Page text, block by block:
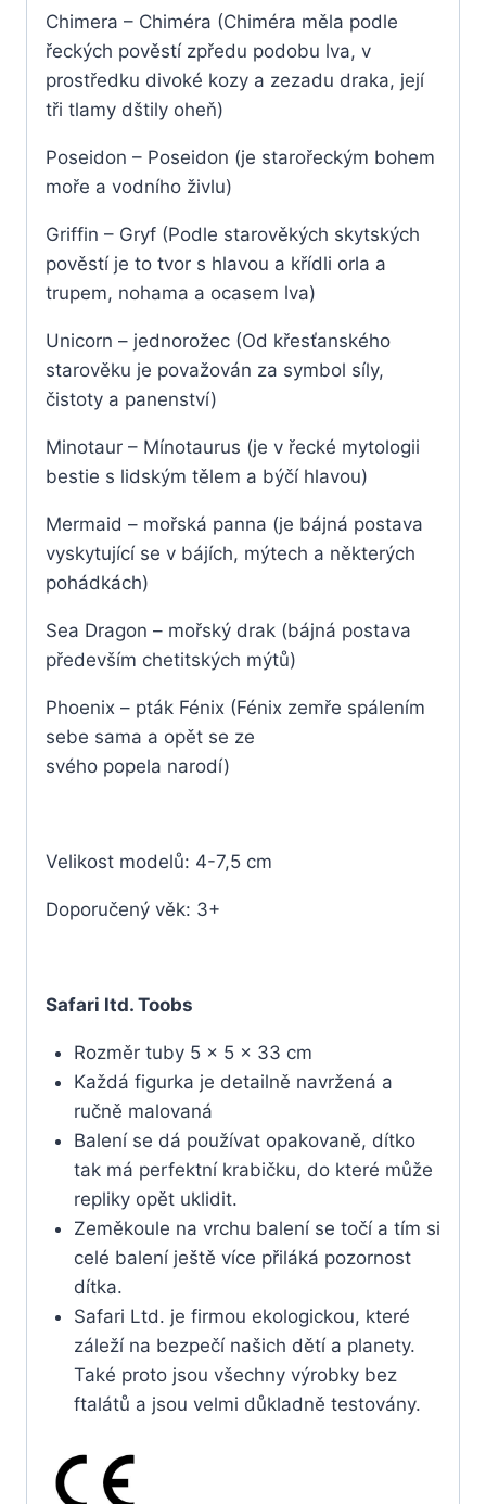
Chimera – Chiméra (Chiméra měla podle
řeckých pověstí zpředu podobu lva, v
prostředku divoké kozy a zezadu draka, její
tři tlamy dštily oheň)
Poseidon – Poseidon (je starořeckým bohem
moře a vodního živlu)
Griffin – Gryf (Podle starověkých skytských
pověstí je to tvor s hlavou a křídli orla a
trupem, nohama a ocasem lva)
Unicorn – jednorožec (Od křesťanského
starověku je považován za symbol síly,
čistoty a panenství)
Minotaur – Mínotaurus (je v řecké mytologii
bestie s lidským tělem a býčí hlavou)
Mermaid – mořská panna (je bájná postava
vyskytující se v bájích, mýtech a některých
pohádkách)
Sea Dragon – mořský drak (bájná postava
především chetitských mýtů)
Phoenix – pták Fénix (Fénix zemře spálením
sebe sama a opět se ze
svého popela narodí)
Velikost modelů: 4-7,5 cm
Doporučený věk: 3+
Safari ltd. Toobs
Rozměr tuby 5 x 5 x 33 cm
Každá figurka je detailně navržená a
ručně malovaná
Balení se dá používat opakovaně, dítko
tak má perfektní krabičku, do které může
repliky opět uklidit.
Zeměkoule na vrchu balení se točí a tím si
celé balení ještě více přiláká pozornost
dítka.
Safari Ltd. je firmou ekologickou, které
záleží na bezpečí našich dětí a planety.
Také proto jsou všechny výrobky bez
ftalátů a jsou velmi důkladně testovány.